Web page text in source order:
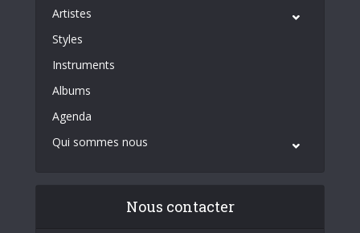
Artistes
Styles
Instruments
Albums
Agenda
Qui sommes nous
Nous contacter